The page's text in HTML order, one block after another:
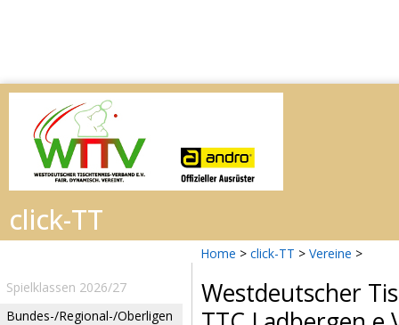
Home > click-TT > Vereine >
Spielklassen 2026/27
Bundes-/Regional-/Oberligen
Westdeutscher